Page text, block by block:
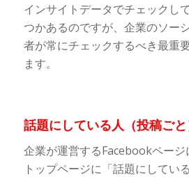
インサイトデータでチェックし
つかあるのですが、企業のソー
者が常にチェックするべき最重
ます。
話題にしている人（投稿ごと
企業が運営するFacebookページ
トップページに「話題にしてい